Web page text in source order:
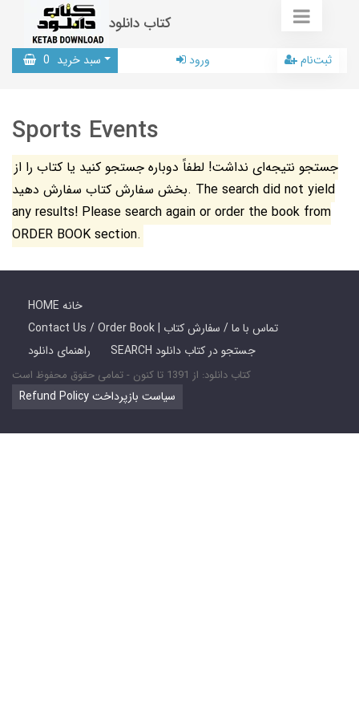
کتاب دانلود
سبد خرید 0 ورود ثبت‌نام
Sports Events
جستجو نتیجه‌ای نداشت! لطفاً دوباره جستجو کنید یا کتاب را از
بخش سفارش کتاب سفارش دهید. The search did not yield
any results! Please search again or order the book from
ORDER BOOK section.
HOME خانه
Contact Us / Order Book | تماس با ما / سفارش کتاب
راهنمای دانلود
SEARCH جستجو در کتاب دانلود
کتاب دانلود: از 1391 تا کنون - تمامی حقوق محفوظ است
Refund Policy سیاست بازپرداخت